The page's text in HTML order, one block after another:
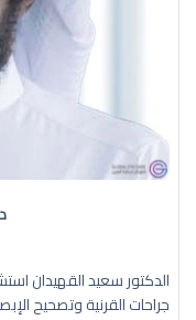
الدكتور سعيد القهيدان
جراحات القرنية وتصحيح